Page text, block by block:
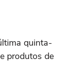
quinta-
produtos de